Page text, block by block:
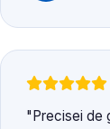
Precisei de